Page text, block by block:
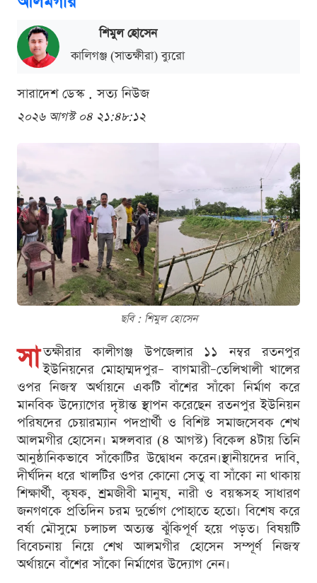
শিমুল হোসেন
কালিগঞ্জ (সাতক্ষীরা) ব্যুরো
সারাদেশ ডেস্ক . সত্য নিউজ
২০২৬ আগস্ট ০৪ ২১:৪৮:১২
ছবি : শিমুল হোসেন
সা তক্ষীরার কালীগঞ্জ উপজেলার ১১ নম্বর রতনপুর
ইউনিয়নের মোহাম্মদপুর– বাগমারী–তেলিখালী খালের
ওপর নিজস্ব অর্থায়নে একটি বাঁশের সাঁকো নির্মাণ করে
মানবিক উদ্যোগের দৃষ্টান্ত স্থাপন করেছেন রতনপুর ইউনিয়ন
পরিষদের চেয়ারম্যান পদপ্রার্থী ও বিশিষ্ট সমাজসেবক শেখ
আলমগীর হোসেন। মঙ্গলবার (৪ আগস্ট) বিকেল ৪টায় তিনি
আনুষ্ঠানিকভাবে সাঁকোটির উদ্বোধন করেন।স্থানীয়দের দাবি,
দীর্ঘদিন ধরে খালটির ওপর কোনো সেতু বা সাঁকো না থাকায়
শিক্ষার্থী, কৃষক, শ্রমজীবী মানুষ, নারী ও বয়স্কসহ সাধারণ
জনগণকে প্রতিদিন চরম দুর্ভোগ পোহাতে হতো। বিশেষ করে
বর্ষা মৌসুমে চলাচল অত্যন্ত ঝুঁকিপূর্ণ হয়ে পড়ত। বিষয়টি
বিবেচনায় নিয়ে শেখ আলমগীর হোসেন সম্পূর্ণ নিজস্ব
অর্থায়নে বাঁশের সাঁকো নির্মাণের উদ্যোগ নেন।